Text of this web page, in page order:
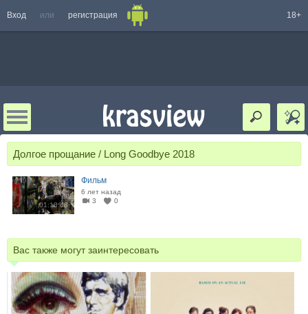
Вход или регистрация 18+
Долгое прощание / Long Goodbye 2018
01:18:48
Фильм
6 лет назад
3
0
Вас также могут заинтересовать